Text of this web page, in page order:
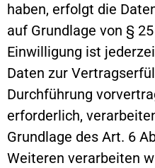
haben, erfolgt die
auf Grundlage von §
Einwilligung ist
Daten zur
Durchführung
erforderlich,
Grundlage des Art. 6
Weiteren verarbeiten